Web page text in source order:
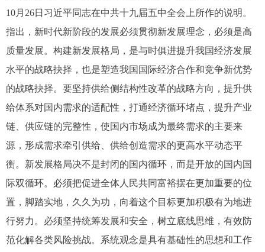
10月26日习近平同志在中共十九届五中全会上所作的说明。
指出，新时代新阶段的发展必须贯彻新发展理念，必须是高
质量发展。构建新发展格局，是与时俱进提升我国经济发展
水平的战略抉择，也是塑造我国国际经济合作和竞争新优势
的战略抉择。要坚持供给侧结构性改革的战略方向，提升供
给体系对国内需求的适配性，打通经济循环堵点，提升产业
链、供应链的完整性，使国内市场成为最终需求的主要来
源，形成需求牵引供给、供给创造需求的更高水平动态平
衡。新发展格局决不是封闭的国内循环，而是开放的国内国
际双循环。必须把促进全体人民共同富裕摆在更加重要的位
置，脚踏实地，久久为功，向着这个目标更加积极有为地进
行努力。必须坚持统筹发展和安全，树立底线思维，有效防
范化解各类风险挑战。系统观念是具有基础性的思想和工作